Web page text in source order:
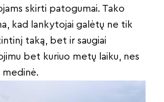
skirti patogumai. Tako
kad lankytojai galėtų ne tik
taką, bet ir saugiai
bet kuriuo metų laiku, nes
medinė.